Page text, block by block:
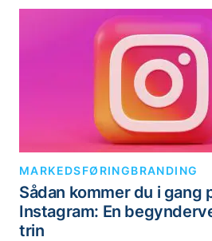
MARKEDSFØRINGBRANDING
Sådan kommer du i gang
Instagram: En
trin